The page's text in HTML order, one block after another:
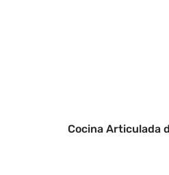
Cocina Articulada